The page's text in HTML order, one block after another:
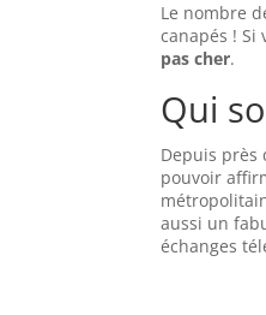
Le nombre
canapés !
pas cher.
Qui
Depuis près
pouvoir
aussi un
échanges